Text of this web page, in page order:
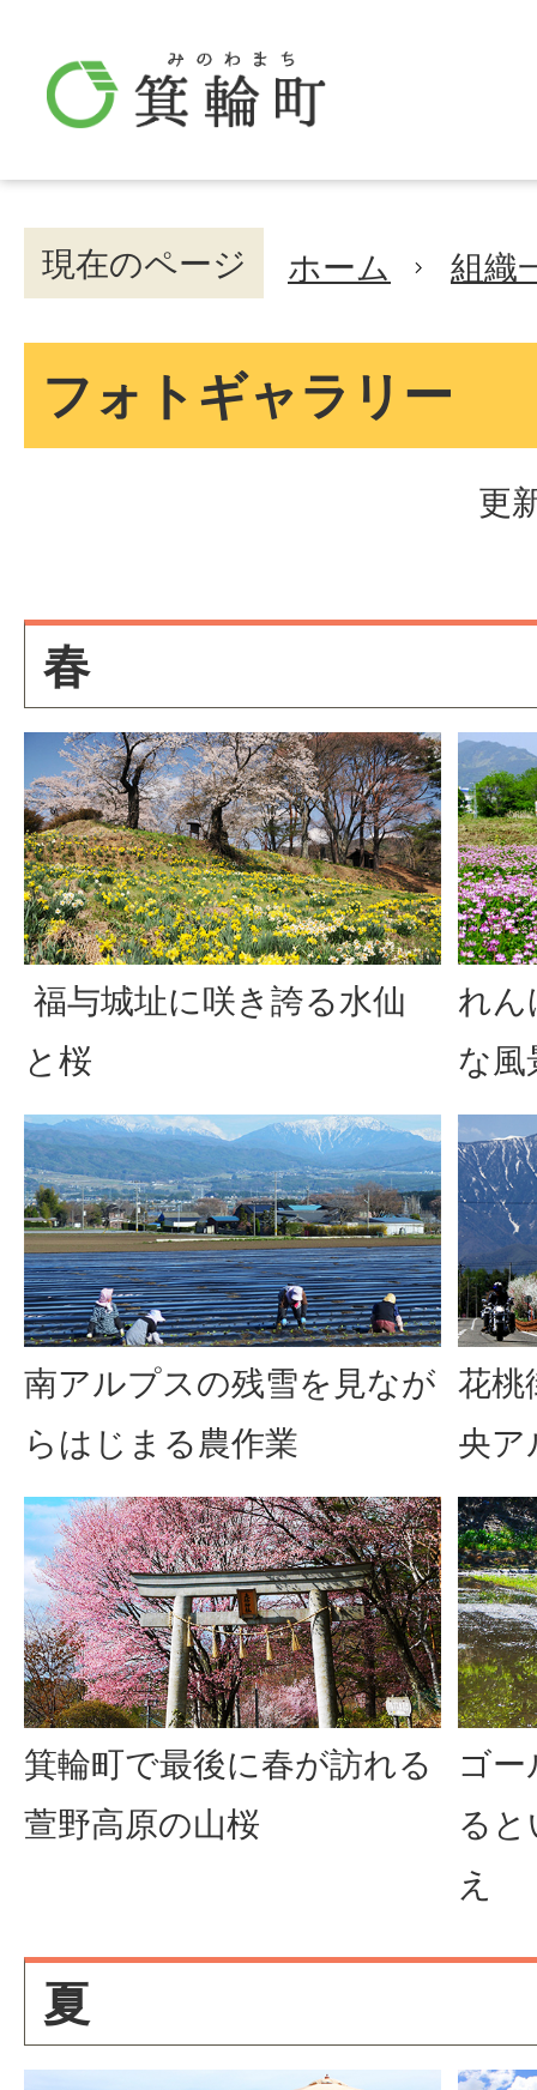
現在のページ ホーム 組織
フォトギャラリー
更
春
福与城址に咲き誇る水仙
と桜
れん
な風
南アルプスの残雪を見なが
らはじまる農作業
花桃
央ア
箕輪町で最後に春が訪れる
萱野高原の山桜
ゴ
る
え
夏